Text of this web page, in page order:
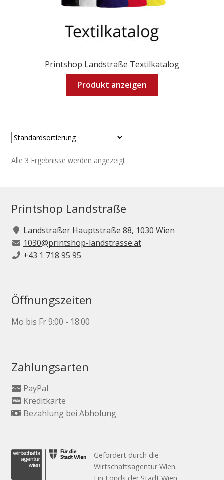
Printshop Landstraße Textilkatalog
Produkt anzeigen
Alle 3 Ergebnisse werden angezeigt
Printshop Landstraße
Landstraßer Hauptstraße 88, 1030 Wien
1030@printshop-landstrasse.at
+43 1 718 95 95
Öffnungszeiten
Mo bis Fr 9:00 - 18:00
Zahlungsarten
PayPal
Kreditkarte
Bezahlung bei Abholung
Gefördert durch die
Wirtschaftsagentur Wien.